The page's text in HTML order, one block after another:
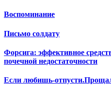
Воспоминание
Письмо солдату
Форсига: эффективное
почечной недостаточности
Если любишь-